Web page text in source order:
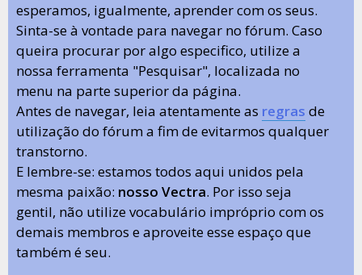
esperamos, igualmente, aprender com os seus.
Sinta-se à vontade para navegar no fórum. Caso
queira procurar por algo especifico, utilize a
nossa ferramenta "Pesquisar", localizada no
menu na parte superior da página.
Antes de navegar, leia atentamente as regras de
utilização do fórum a fim de evitarmos qualquer
transtorno.
E lembre-se: estamos todos aqui unidos pela
mesma paixão: nosso Vectra. Por isso seja
gentil, não utilize vocabulário impróprio com os
demais membros e aproveite esse espaço que
também é seu.